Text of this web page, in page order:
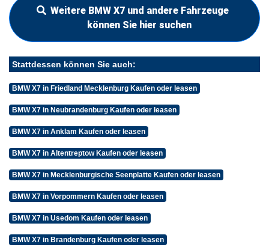
Weitere BMW X7 und andere Fahrzeuge
können Sie hier suchen
Stattdessen können Sie auch:
BMW X7 in Friedland Mecklenburg Kaufen oder leasen
BMW X7 in Neubrandenburg Kaufen oder leasen
BMW X7 in Anklam Kaufen oder leasen
BMW X7 in Altentreptow Kaufen oder leasen
BMW X7 in Mecklenburgische Seenplatte Kaufen oder leasen
BMW X7 in Vorpommern Kaufen oder leasen
BMW X7 in Usedom Kaufen oder leasen
BMW X7 in Brandenburg Kaufen oder leasen